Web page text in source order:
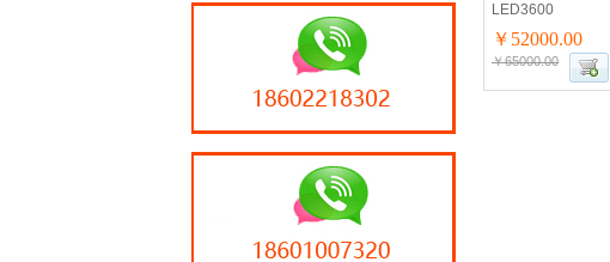
LED3600
￥52000.00
￥65000.00